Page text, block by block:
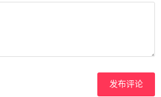
发布评论